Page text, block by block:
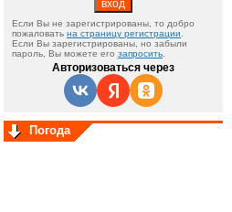
Если Вы не зарегистрированы, то добро
пожаловать на страницу регистрации
Если Вы зарегистрированы, но забыли
пароль, Вы можете его запросить
Авторизоваться через
Погода